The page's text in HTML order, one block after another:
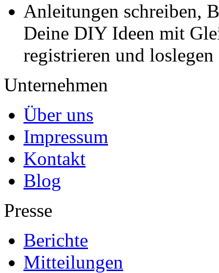
Anleitungen schreiben,
Deine DIY Ideen mit
registrieren und loslegen
Unternehmen
Über uns
Impressum
Kontakt
Blog
Presse
Berichte
Mitteilungen